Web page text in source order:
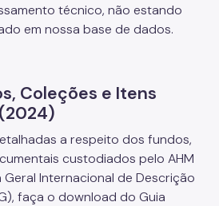
técnico, não estando
em nossa base de dados.
Coleções e Itens
a respeito dos fundos,
custodiados pelo AHM
Geral Internacional de Descrição
faça o download do Guia